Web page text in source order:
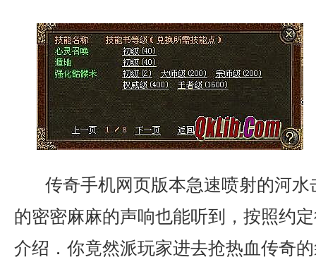
传奇手机网页版本急速喷射的河
的密密麻麻的声响也能听到，按照约
介绍．你竟然派玩家进去抢热血传奇